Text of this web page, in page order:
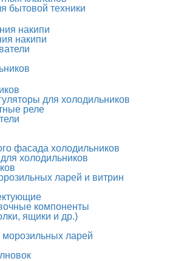
бытовой техники
накипи
накипи
для холодильников
реле
фасада холодильников
холодильников
ларей и витрин
компоненты
ящики и др.)
морозильных ларей